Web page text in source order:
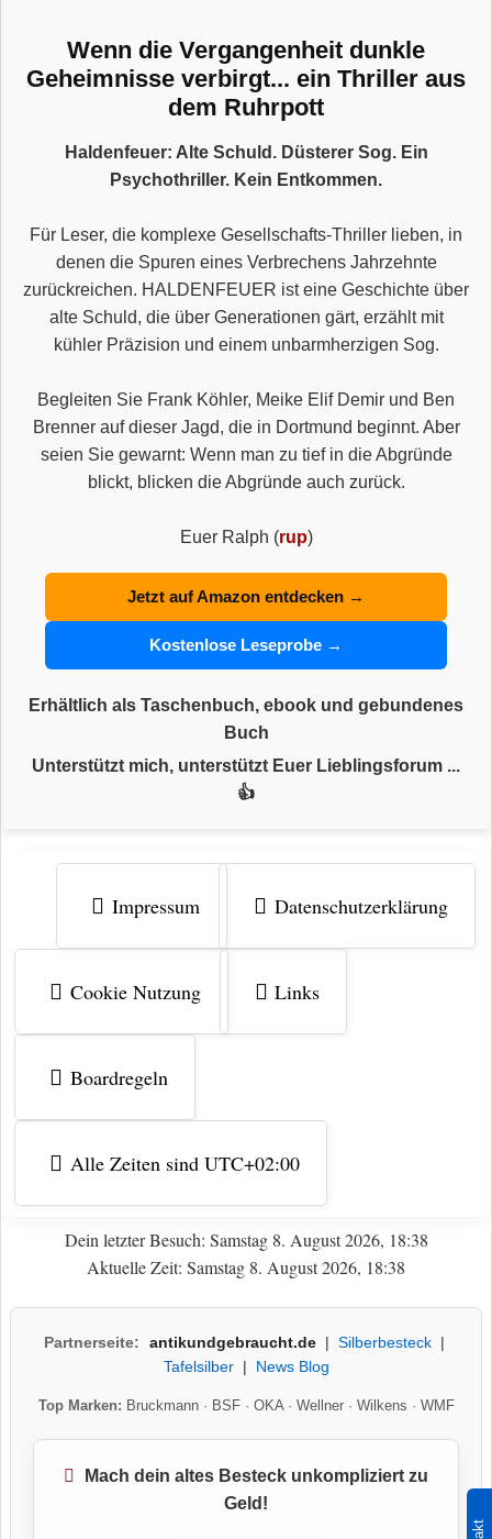
Wenn die Vergangenheit dunkle
Geheimnisse verbirgt... ein Thriller aus
dem Ruhrpott
Haldenfeuer: Alte Schuld. Düsterer Sog. Ein
Psychothriller. Kein Entkommen.
Für Leser, die komplexe Gesellschafts-Thriller lieben, in
denen die Spuren eines Verbrechens Jahrzehnte
zurückreichen. HALDENFEUER ist eine Geschichte über
alte Schuld, die über Generationen gärt, erzählt mit
kühler Präzision und einem unbarmherzigen Sog.
Begleiten Sie Frank Köhler, Meike Elif Demir und Ben
Brenner auf dieser Jagd, die in Dortmund beginnt. Aber
seien Sie gewarnt: Wenn man zu tief in die Abgründe
blickt, blicken die Abgründe auch zurück.
Euer Ralph (rup)
Jetzt auf Amazon entdecken →
Kostenlose Leseprobe →
Erhältlich als Taschenbuch, ebook und gebundenes
Buch
Unterstützt mich, unterstützt Euer Lieblingsforum ...
👍
Impressum Datenschutzerklärung
Cookie Nutzung Links
Boardregeln
Alle Zeiten sind UTC+02:00
Dein letzter Besuch: Samstag 8. August 2026, 18:38
Aktuelle Zeit: Samstag 8. August 2026, 18:38
Partnerseite: antikundgebraucht.de| Silberbesteck|
Tafelsilber| News Blog
Top Marken: Bruckmann· BSF· OKA· Wellner· Wilkens · WMF
Mach dein altes Besteck unkompliziert zu
Geld!